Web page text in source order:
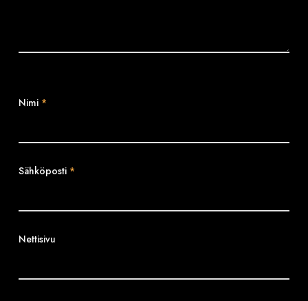
Nimi *
Sähköposti *
Nettisivu